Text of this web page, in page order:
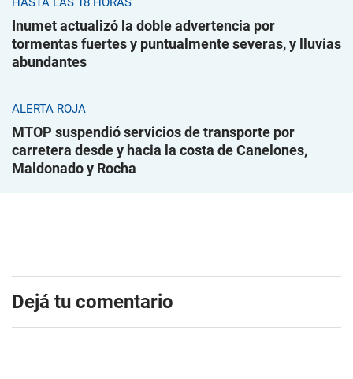
Inumet actualizó la doble advertencia por
tormentas fuertes y puntualmente severas, y lluvias
abundantes
ALERTA ROJA
MTOP suspendió servicios de transporte por
carretera desde y hacia la costa de Canelones,
Maldonado y Rocha
Dejá tu comentario